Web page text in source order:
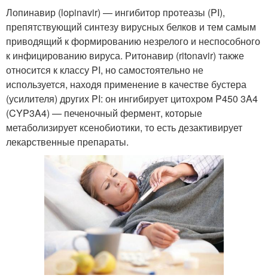
Лопинавир (lopinavir) — ингибитор протеазы (PI),
препятствующий синтезу вирусных белков и тем самым
приводящий к формированию незрелого и неспособного
к инфицированию вируса. Ритонавир (ritonavir) также
относится к классу PI, но самостоятельно не
используется, находя применение в качестве бустера
(усилителя) других PI: он ингибирует цитохром P450 3A4
(CYP3A4) — печеночный фермент, которые
метаболизирует ксенобиотики, то есть дезактивирует
лекарственные препараты.